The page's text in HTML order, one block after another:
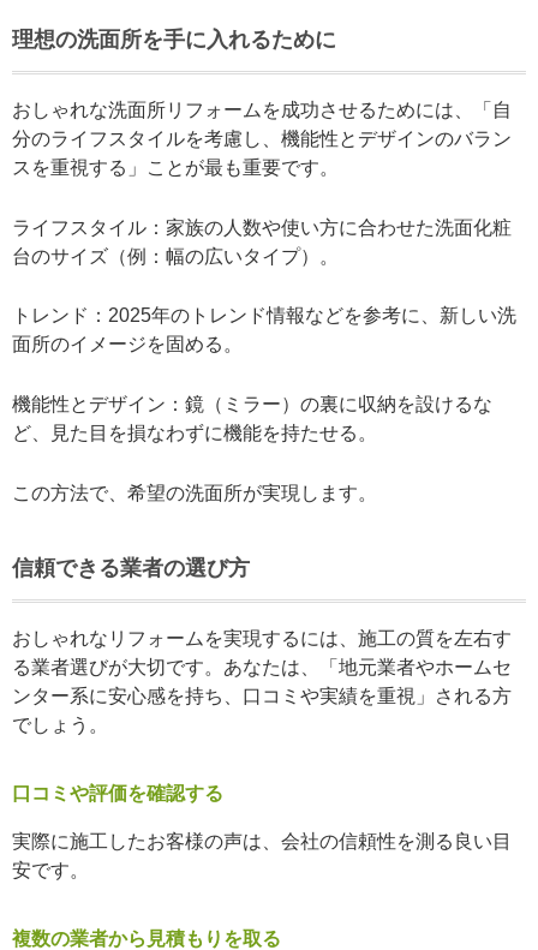
理想の洗面所を手に入れるために
おしゃれな洗面所リフォームを成功させるためには、「自
分のライフスタイルを考慮し、機能性とデザインのバラン
スを重視する」ことが最も重要です。
ライフスタイル：家族の人数や使い方に合わせた洗面化粧
台のサイズ（例：幅の広いタイプ）。
トレンド：2025年のトレンド情報などを参考に、新しい洗
面所のイメージを固める。
機能性とデザイン：鏡（ミラー）の裏に収納を設けるな
ど、見た目を損なわずに機能を持たせる。
この方法で、希望の洗面所が実現します。
信頼できる業者の選び方
おしゃれなリフォームを実現するには、施工の質を左右す
る業者選びが大切です。あなたは、「地元業者やホームセ
ンター系に安心感を持ち、口コミや実績を重視」される方
でしょう。
口コミや評価を確認する
実際に施工したお客様の声は、会社の信頼性を測る良い目
安です。
複数の業者から見積もりを取る